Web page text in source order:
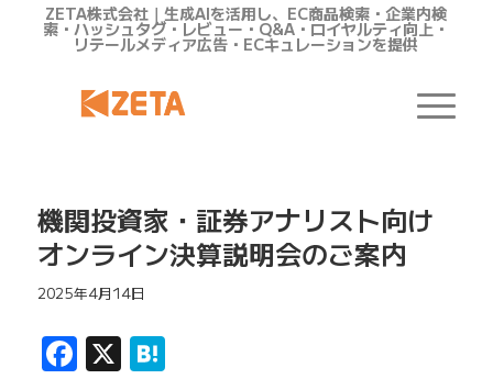
ZETA株式会社｜生成AIを活用し、EC商品検索・企業内検
索・ハッシュタグ・レビュー・Q&A・ロイヤルティ向上・
リテールメディア広告・ECキュレーションを提供
機関投資家・証券アナリスト向け
オンライン決算説明会のご案内
2025年4月14日
Facebook
X Hatena